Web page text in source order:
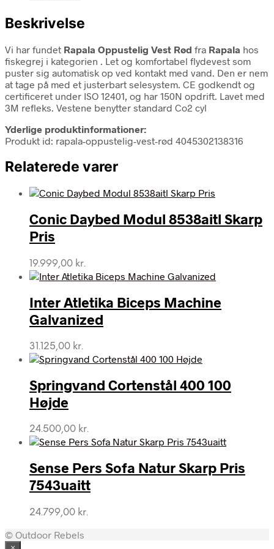
Beskrivelse
Vi har fundet Rapala Oppustelig Vest Rød fra Rapala hos
fiskegrej i kategorien . Let og komfortabel flydevest som
puster sig automatisk op ved kontakt med vand. Den er nem
at tage på med et justerbart selesystem. CE godkendt og
certificeret under ISO 12401, og har 150N opdrift. Lavet med
3M refleks. Vestene benytter standard Co2 cyl
Yderlige produktinformationer:
Produkt id: rapala-oppustelig-vest-rød 4045302138316
Relaterede varer
Conic Daybed Modul 8538aitl Skarp
Pris
19.999,00 kr.
Inter Atletika Biceps Machine
Galvanized
31.125,00 kr.
Springvand Cortenstål 400 100
Højde
24.500,00 kr.
Sense Pers Sofa Natur Skarp Pris
7543uaitt
24.799,00 kr.
© Outdoor Rebels